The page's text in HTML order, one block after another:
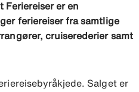
Feriereiser er en
feriereiser fra samtlige
cruiserederier samt
Salget er